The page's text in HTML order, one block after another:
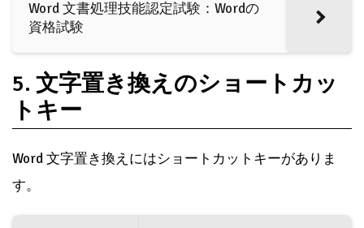
Word 文書処理技能認定試験：Wordの
資格試験
5. 文字置き換えのショートカッ
トキー
Word 文字置き換えにはショートカットキーがありま
す。